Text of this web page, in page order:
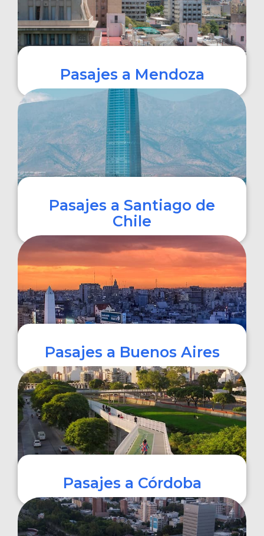
Pasajes a Mendoza
COMPRAR
Pasajes a Santiago de
Chile
Pasajes a Buenos Aires
COMPRAR
Pasajes a Córdoba
COMPRAR